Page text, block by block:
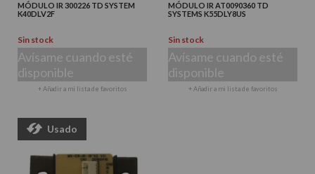
MÓDULO IR 300226 TD SYSTEM
K40DLV2F
Sin stock
Avísame cuando esté
disponible
+ Añadir a mi lista de favoritos
MÓDULO IR AT0090360 TD
SYSTEMS K55DLY8US
Sin stock
Avísame cuando esté
disponible
+ Añadir a mi lista de favoritos
Usado